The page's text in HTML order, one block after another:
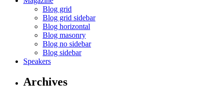
Blog grid
Blog grid sidebar
Blog horizontal
Blog masonry
Blog no sidebar
Blog sidebar
Speakers
Archives